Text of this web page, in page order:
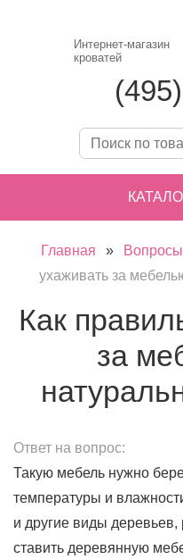
Интернет-магазин
кроватей
Главная »
ухаживать за
Как
за
Ответ на вопрос:
Такую мебель нужно
температуры и
и другие виды деревьев,
ставить деревянную